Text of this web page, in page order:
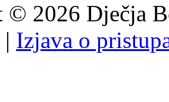
© 2026 Dječja
Izjava o